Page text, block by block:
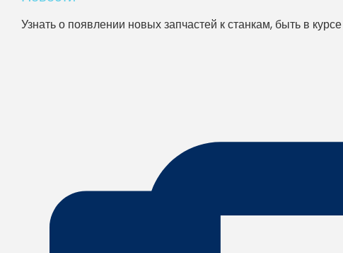
Узнать о появлении новых запчастей к станкам, быть в